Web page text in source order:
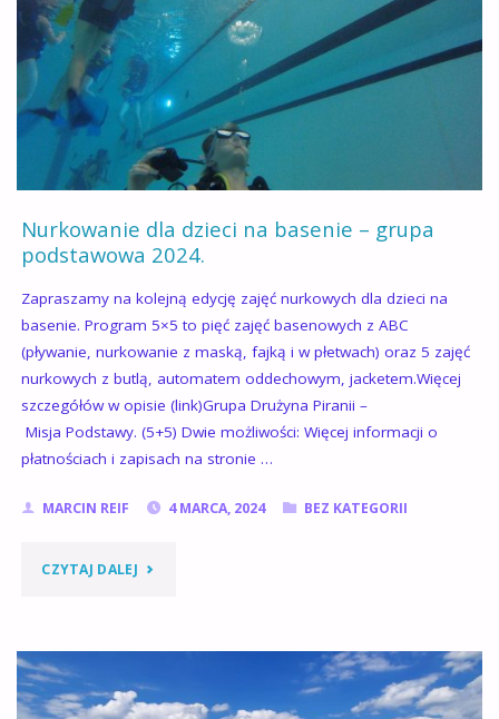
DLA
POCZĄTKUJĄCYCH
I
Z
UPRAWNIENIAMI
ZIMA
Nurkowanie dla dzieci na basenie – grupa
podstawowa 2024.
Zapraszamy na kolejną edycję zajęć nurkowych dla dzieci na
basenie. Program 5×5 to pięć zajęć basenowych z ABC
(pływanie, nurkowanie z maską, fajką i w płetwach) oraz 5 zajęć
nurkowych z butlą, automatem oddechowym, jacketem.Więcej
szczegółów w opisie (link)Grupa Drużyna Piranii –
Misja Podstawy. (5+5) Dwie możliwości: Więcej informacji o
płatnościach i zapisach na stronie …
MARCIN REIF 4 MARCA, 2024 BEZ KATEGORII
CZYTAJ DALEJ"NURKOWANIE
DZIECI
NA